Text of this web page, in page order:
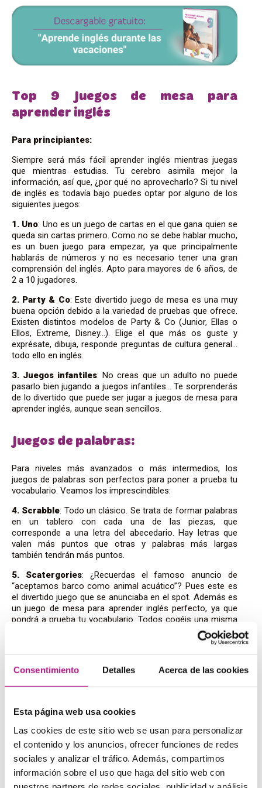
Consentimiento Detalles Acerca de las cookies
Esta página web usa cookies
Las cookies de este sitio web se usan para personalizar
el contenido y los anuncios, ofrecer funciones de redes
sociales y analizar el tráfico. Además, compartimos
información sobre el uso que haga del sitio web con
Top 9 Juegos de mesa para
aprender inglés
Para principiantes:
Siempre será más fácil aprender inglés mientras juegas
que mientras estudias. Tu cerebro asimila mejor la
información, así que, ¿por qué no aprovecharlo? Si tu nivel
de inglés es todavía bajo puedes optar por alguno de los
siguientes juegos:
1. Uno: Uno es un juego de cartas en el que gana quien se
queda sin cartas primero. Como no se debe hablar mucho,
es un buen juego para empezar, ya que principalmente
hablarás de números y no es necesario tener una gran
comprensión del inglés. Apto para mayores de 6 años, de
2 a 10 jugadores.
2. Party & Co: Este divertido juego de mesa es una muy
buena opción debido a la variedad de pruebas que ofrece.
Existen distintos modelos de Party & Co (Junior, Ellas o
Ellos, Extreme, Disney…). Elige el que más os guste y
exprésate, dibuja, responde preguntas de cultura general…
todo ello en inglés.
3. Juegos infantiles: No creas que un adulto no puede
pasarlo bien jugando a juegos infantiles… Te sorprenderás
de lo divertido que puede ser jugar a juegos de mesa para
aprender inglés, aunque sean sencillos.
Juegos de palabras:
Para niveles más avanzados o más intermedios, los
juegos de palabras son perfectos para poner a prueba tu
vocabulario. Veamos los imprescindibles:
4. Scrabble: Todo un clásico. Se trata de formar palabras
en un tablero con cada una de las piezas, que
corresponde a una letra del abecedario. Hay letras que
valen más puntos que otras y palabras más largas
también tendrán más puntos.
5. Scatergories: ¿Recuerdas el famoso anuncio de
“aceptamos barco como animal acuático”? Pues este es
el divertido juego que se anunciaba en el spot. Además es
un juego de mesa para aprender inglés perfecto, ya que
pondrá a prueba tu vocabulario. Todos cogéis una misma
lista enumerada con ciertas categorías y debéis escribir
una palabra que empiece por la letra que ha dicho el dado.
¡El debate y la diversión están asegurados!
6. Taboo: Si has jugado a la versión en español (Tabú)
seguro que ya sabrás los grandes ratos que se pasan con
que aparece en la tarjeta sin que tú puedas decir ninguna
de las que aparece en ella. Imaginación y vocabulario te
harán ganar la partida.
Para expertos: